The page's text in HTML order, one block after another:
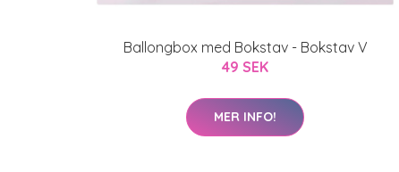
Ballongbox med Bokstav - Bokstav V
49 SEK
MER INFO!